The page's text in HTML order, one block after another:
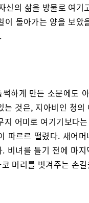
신의 삶을 방물로 여
이 돌아가는 양을 보았
하게 만든 소문에도
는 것은, 지아비인 청
지 어미로 여기기보다
파르르 떨렸다. 새어
비녀를 틀기 전에 마
머리를 빗겨주는 손